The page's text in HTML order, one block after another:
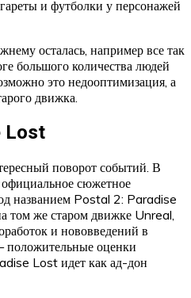
и футболки у персонажей
осталась, например все так
большого количества людей
это недооптимизация, а
движка.
Lost
поворот событий. В
сюжетное
названием Postal 2: Paradise
том же старом движке Unreal,
и нововведений в
положительные оценки
Lost идет как ад-дон